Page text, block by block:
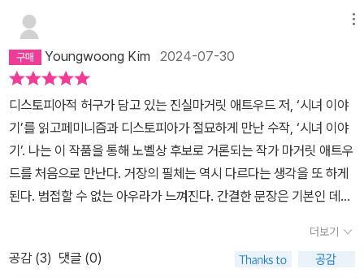
고 해서 암흑일지 빛일지도 모르는 상황 속에 그녀는 어떻게 될까...​그
래서 나는 차에 오른다. 그 속에서 기다리고 있는 암흑으로 아니 어쩌
면 빛으로 - page 508​부디 마지막 순간까지 함께 읽어가 보시길...​
솔직히 읽기 힘겨웠습니다.독백으로 이루어진, 그리고 그녀가 처한
상황이, 거북하면서 도통 희망이 보이지 않아 도중에 포기하고 싶었
습니다.그럼에도 끝까지 읽었던 건 아주 희미하더라도 빛을 엿보고
싶었기에 호흡을 가다듬으며 마지막 장을 덮었습니다.역시나...조지
오웰의 『1984』를 읽을 때도 힘겨웠는데...디스토피아 소설은 나와는
맞지 않다는 것을, 아니 이런 상황을 마주하고 싶지 않음을 깨닫게 되
해졌던 비인간적인 처사.마냥 과거의 일일까? 란 의문이 들었습니다.
해 살아가는 아주머니들에 대한 적대감은 꽤나 노골적이다진짜 적은
숨겨져 있다는 것을 다시 한번 느끼게 된 구절이었다또한 모든 것을
빼앗긴 여성약자들은 약점을 쥐고 흔들기 너무 쉽다는 것을 느꼈다
너무 생생하게 느껴서 눈물이 날 정도였다 ..오브프레드가 잘 살아남
았길 바라지만 녹음테이프가 영국이 아닌 예전 길리어드 도시 내에서
발견된 걸 보면 .. 끔찍하고 무서운 상상이 전개가 된다 ..
Youngwoong Kim 2024-07-30
디스토피아적 허구가 담고 있는 진실마거릿 애트우드 저, ‘시녀 이야
기’를 읽고페미니즘과 디스토피아가 절묘하게 만난 수작, ‘시녀 이야
기’. 나는 이 작품을 통해 노벨상 후보로 거론되는 작가 마거릿 애트우
드를 처음으로 만난다. 거장의 필체는 역시 다르다는 생각을 또 하게
된다. 범접할 수 없는 아우라가 느껴진다. 간결한 문장은 기본인 데다
묵직한 음성, 그리고 티 나지 않고 날카로운 뼈를 감춘 채 정확히 급소
를 찌르는 절제미까지. 압도적인 서사보다는 인물의 내면과 그리 특
더보기
공감 (3) 댓글 (0)